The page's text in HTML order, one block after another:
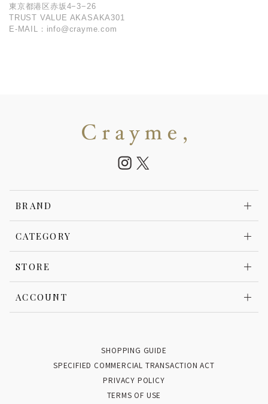
東京都港区赤坂4−3−26
TRUST VALUE AKASAKA301
E-MAIL：info@crayme.com
BRAND
CATEGORY
STORE
ACCOUNT
SHOPPING GUIDE
SPECIFIED COMMERCIAL TRANSACTION ACT
PRIVACY POLICY
TERMS OF USE